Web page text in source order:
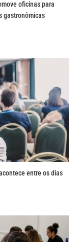
oficinas para
gastronômicas
entre os dias